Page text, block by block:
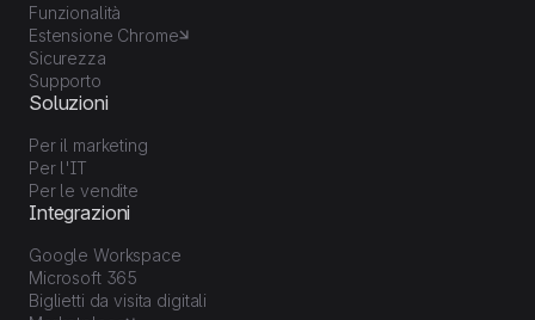
Funzionalità
Estensione Chrome
Sicurezza
Supporto
Soluzioni
Per il marketing
Per l'IT
Per le vendite
Integrazioni
Google Workspace
Microsoft 365
Biglietti da visita digitali